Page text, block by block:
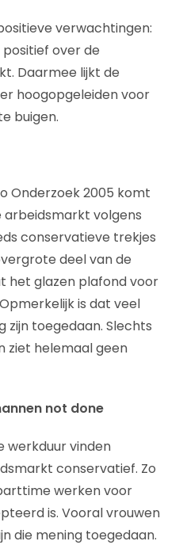
verwachtingen:
over de
Daarmee lijkt de
hoogopgeleiden voor
buigen.
Onderzoek 2005 komt
volgens
conservatieve trekjes
deel van de
het glazen plafond voor
is dat veel
zijn toegedaan. Slechts
ziet helemaal geen
not done
werkduur vinden
conservatief. Zo
werken voor
is. Vooral vrouwen
die mening toegedaan.